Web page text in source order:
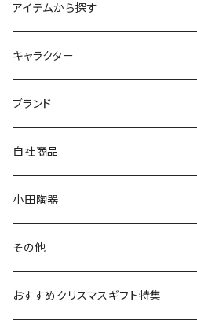
アイテムから探す
九谷焼
マグ＆カップ
プレート
ボウル
ガラスウェア
カトラリー
キャラクター
ムーミン
80th記念アイテム
リトルミイの日記念アイテム
MOOMIN ANIMATION
スヌーピー
ピーターラビット
ポケットモンスター
ブランド
LA AMYS(エミーズ)
LISA LARSON(リサラーソン)
LAURA ASHLEY(ローラ アシュレイ)
Finlayson(フィンレイソン)
自社商品
ねこ企画
Cecera(セセラ)
CELEC(セレック)
小田陶器
さざなみ
吉祥
その他
リサイクル食器
おすすめクリスマスギフト特集